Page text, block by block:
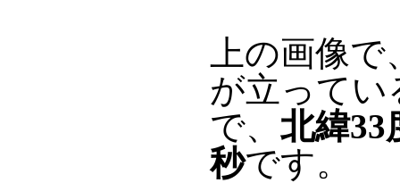
上の画像
が立ってい
で、 北緯33
秒です。